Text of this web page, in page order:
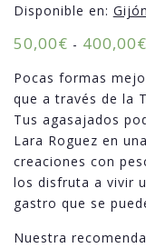
Disponible en:
50,00€ - 400,00€
Pocas formas
que a través de la
Tus agasajados
Lara Roguez en
creaciones con
los disfruta a vivir
gastro que se
Nuestra